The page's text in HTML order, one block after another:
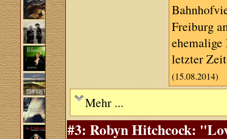
Freiburg
letzter
(15.08.2014)
Mehr ...
#3: Robyn Hitchcock: